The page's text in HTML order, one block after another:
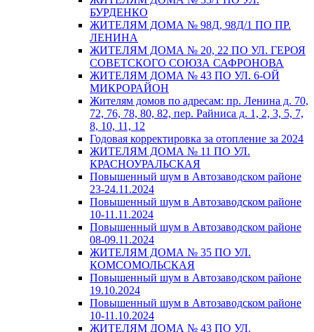
БУРДЕНКО
ЖИТЕЛЯМ ДОМА № 98Д, 98Д/1 ПО ПР.
ЛЕНИНА
ЖИТЕЛЯМ ДОМА № 20, 22 ПО УЛ. ГЕРОЯ
СОВЕТСКОГО СОЮЗА САФРОНОВА
ЖИТЕЛЯМ ДОМА № 43 ПО УЛ. 6-ОЙ
МИКРОРАЙОН
Жителям домов по адресам: пр. Ленина д. 70,
72, 76, 78, 80, 82, пер. Райниса д. 1, 2, 3, 5, 7,
8, 10, 11, 12
Годовая корректировка за отопление за 2024
ЖИТЕЛЯМ ДОМА № 11 ПО УЛ.
КРАСНОУРАЛЬСКАЯ
Повышенный шум в Автозаводском районе
23-24.11.2024
Повышенный шум в Автозаводском районе
10-11.11.2024
Повышенный шум в Автозаводском районе
08-09.11.2024
ЖИТЕЛЯМ ДОМА № 35 ПО УЛ.
КОМСОМОЛЬСКАЯ
Повышенный шум в Автозаводском районе
19.10.2024
Повышенный шум в Автозаводском районе
10-11.10.2024
ЖИТЕЛЯМ ДОМА № 43 ПО УЛ.